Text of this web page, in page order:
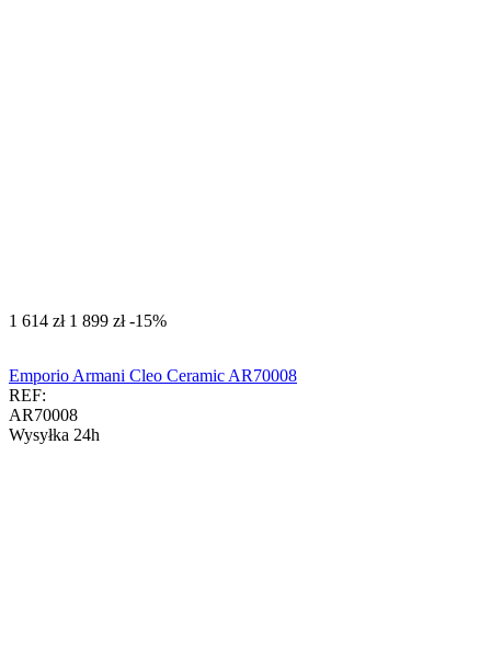
‍1 614‍ zł ‍1 899‍ zł -15%
Emporio Armani Cleo Ceramic AR70008
REF:
AR70008
Wysyłka 24h